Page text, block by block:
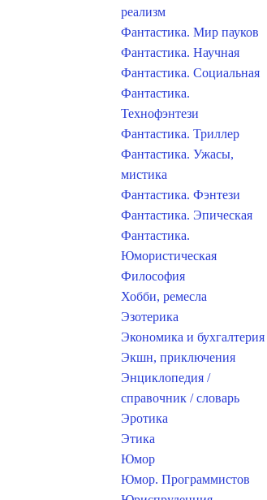
реализм
Фантастика. Мир пауков
Фантастика. Научная
Фантастика. Социальная
Фантастика.
Технофэнтези
Фантастика. Триллер
Фантастика. Ужасы,
мистика
Фантастика. Фэнтези
Фантастика. Эпическая
Фантастика.
Юмористическая
Философия
Хобби, ремесла
Эзотерика
Экономика и бухгалтерия
Экшн, приключения
Энциклопедия /
справочник / словарь
Эротика
Этика
Юмор
Юмор. Программистов